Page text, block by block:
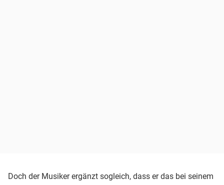
Doch der Musiker ergänzt sogleich, dass er das bei seinem